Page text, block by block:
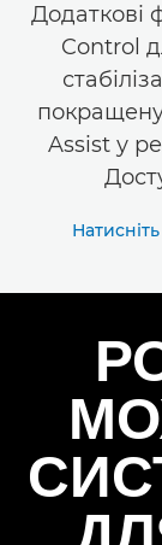
Додаткові
Control
Assist у